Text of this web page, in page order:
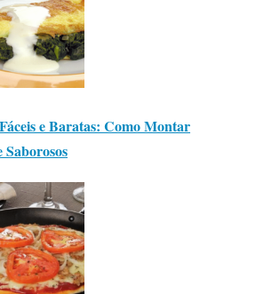
e Baratas: Como Montar
Saborosos